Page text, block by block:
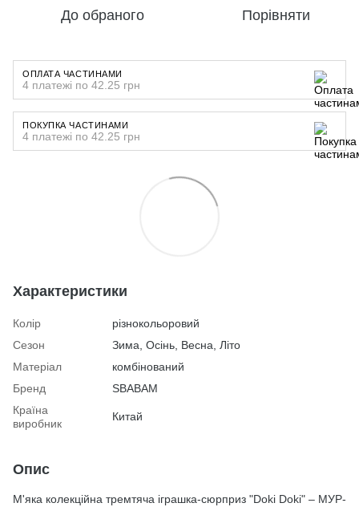
До обраного Порівняти
ОПЛАТА ЧАСТИНАМИ
4 платежі по 42.25 грн
ПОКУПКА ЧАСТИНАМИ
4 платежі по 42.25 грн
Характеристики
Колір
різнокольоровий
Сезон
Зима, Осінь, Весна, Літо
Матеріал
комбінований
Бренд
SBABAM
Країна
виробник
Китай
Опис
М'яка колекційна тремтяча іграшка-сюрприз "Doki Doki" – МУР-